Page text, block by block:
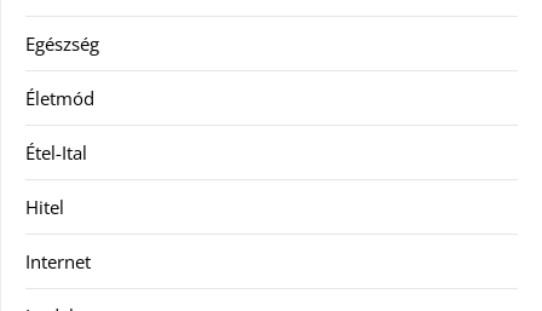
Egészség
Életmód
Étel-Ital
Hitel
Internet